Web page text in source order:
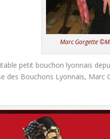
Marc Gorgette
petit bouchon lyonnais
des Bouchons Lyonnais,